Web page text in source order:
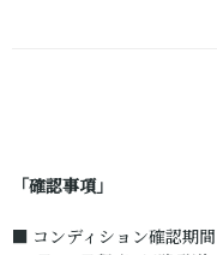
「確認事項」
■ コンディション確認期間